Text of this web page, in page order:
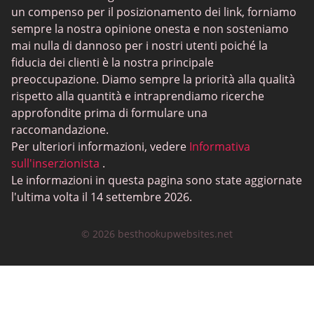
un compenso per il posizionamento dei link, forniamo
sempre la nostra opinione onesta e non sosteniamo
mai nulla di dannoso per i nostri utenti poiché la
fiducia dei clienti è la nostra principale
preoccupazione. Diamo sempre la priorità alla qualità
rispetto alla quantità e intraprendiamo ricerche
approfondite prima di formulare una
raccomandazione.
Per ulteriori informazioni, vedere Informativa
sull'inserzionista .
Le informazioni in questa pagina sono state aggiornate
l'ultima volta il 14 settembre 2026.
© 2026 besthookupwebsites.net